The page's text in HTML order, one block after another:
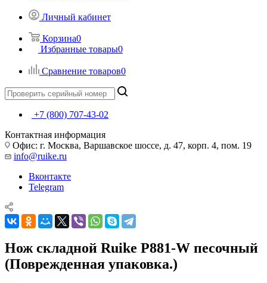
Личный кабинет
Корзина0
Избранные товары0
Сравнение товаров0
+7 (800) 707-43-02
Контактная информация
Офис: г. Москва, Варшавское шоссе, д. 47, корп. 4, пом. 19
info@ruike.ru
Вконтакте
Telegram
Нож складной Ruike P881-W песочный
(Поврежденная упаковка.)